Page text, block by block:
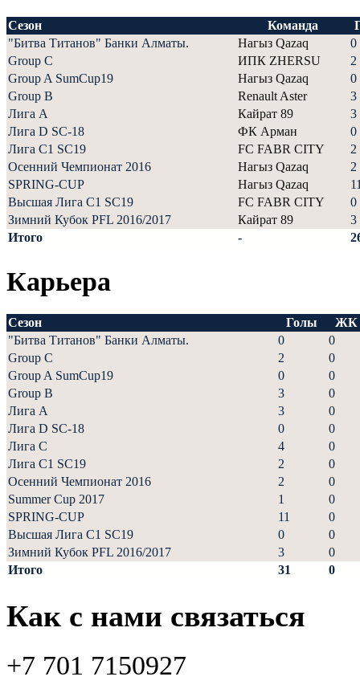
Сезон Команда
"Битва Титанов" Банки Алматы.
Нагыз Qazaq
0
Group C
ИПК ZHERSU
2
Group A SumCup19
Нагыз Qazaq
0
Group B
Renault Aster
3
Лига А
Кайрат 89
3
Лига D SC-18
ФК Арман
0
Лига С1 SC19
FC FABR CITY
2
Осенний Чемпионат 2016
Нагыз Qazaq
2
SPRING-CUP
Нагыз Qazaq
Высшая Лига С1 SC19
FC FABR CITY
0
Зимний Кубок PFL 2016/2017
Кайрат 89
3
Итого
-
Карьера
Сезон Голы
ЖК
"Битва Титанов" Банки Алматы.
0
0
Group C
2
0
Group A SumCup19
0
0
Group B
3
0
Лига А
3
0
Лига D SC-18
0
0
Лига С
4
0
Лига С1 SC19
2
0
Осенний Чемпионат 2016
2
0
Summer Cup 2017
1
0
SPRING-CUP
11
0
Высшая Лига С1 SC19
0
0
Зимний Кубок PFL 2016/2017
3
0
Итого
31 0
Как с нами связаться
+7 701 7150927